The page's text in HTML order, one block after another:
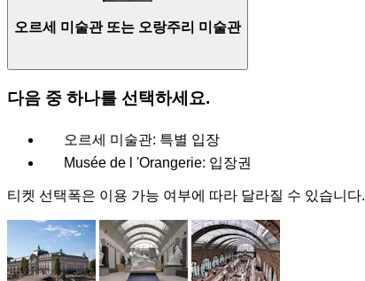
오르세 미술관 또는 오랑주리 미술관
다음 중 하나를 선택하세요.
오르세 미술관: 특별 입장
Musée de l 'Orangerie: 입장권
티켓 선택폭은 이용 가능 여부에 따라 달라질 수 있습니다.